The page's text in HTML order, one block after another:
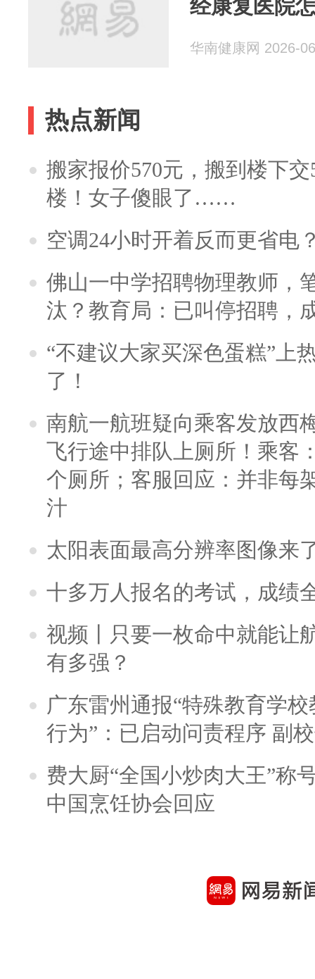
经康复医院
华南健康网 2026-
热点新闻
搬家报价570元，搬到楼下
楼！女子傻眼了……
空调24小时开着反而更省电
佛山一中学招聘物理教师，
汰？教育局：已叫停招聘，
“不建议大家买深色蛋糕”上
了！
南航一航班疑向乘客发放西
飞行途中排队上厕所！乘客
个厕所；客服回应：并非每
汁
太阳表面最高分辨率图像来
十多万人报名的考试，成绩
视频丨只要一枚命中就能让
有多强？
广东雷州通报“特殊教育学
行为”：已启动问责程序 副
费大厨“全国小炒肉大王”称
中国烹饪协会回应